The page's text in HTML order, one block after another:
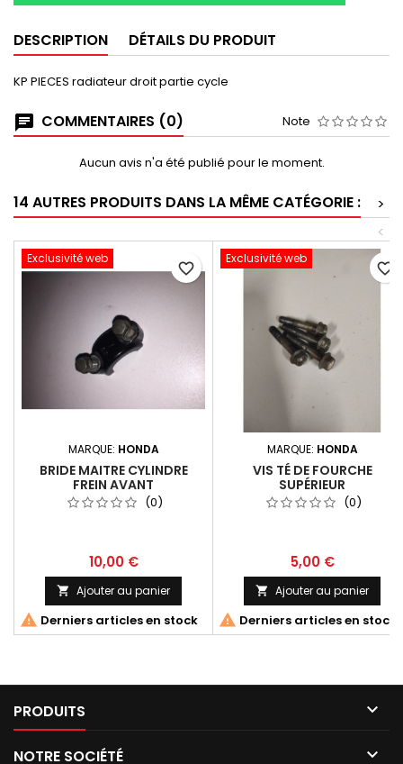
DESCRIPTION DÉTAILS DU PRODUIT
KP PIECES radiateur droit partie cycle
COMMENTAIRES (0) Note
Aucun avis n'a été publié pour le moment.
14 AUTRES PRODUITS DANS LA MÊME CATÉGORIE :
>
<
Exclusivité web
MARQUE: HONDA
BRIDE MAITRE CYLINDRE
FREIN AVANT
(0)
10,00 €
 Ajouter au panier
 Derniers articles en stock
favorite_border
Exclusivité web
MARQUE: HONDA
VIS TÉ DE FOURCHE
SUPÉRIEUR
(0)
5,00 €
 Ajouter au panier
 Derniers articles en stock
favorite_border
PRODUITS 
NOTRE SOCIÉTÉ 